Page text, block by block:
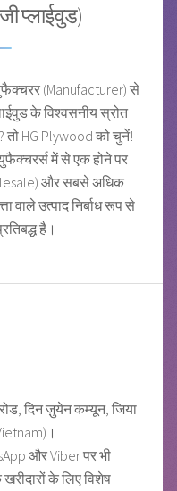
प्लाईवुड)
(Manufacturer) से
के विश्वसनीय स्रोत
तो HG Plywood को चुनें!
में से एक होने पर
और सबसे अधिक
वाले उत्पाद निर्बाध रूप से
है।
दिन ज़ुयेन कम्यून, जिया
और Viber पर भी
के लिए विशेष